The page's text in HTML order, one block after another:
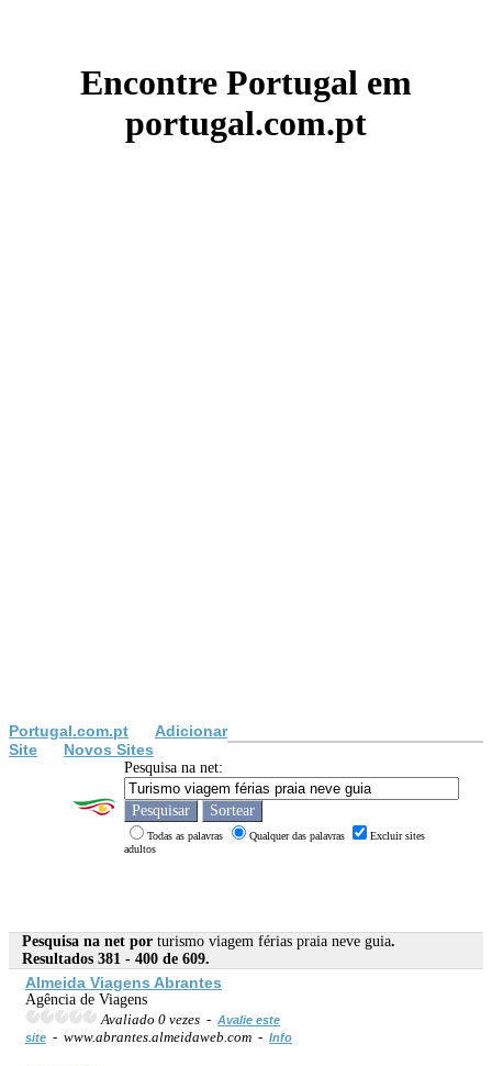
Encontre Portugal em
portugal.com.pt
Portugal.com.pt
Adicionar
Site
Novos Sites
Pesquisa na net:
Todas as palavras Qualquer das palavras
Excluir sites
adultos
Pesquisa na net por turismo viagem férias praia neve guia.
Resultados 381 - 400 de 609.
Almeida Viagens Abrantes
Agência de Viagens
Avaliado 0 vezes - Avalie este
site - www.abrantes.almeidaweb.com - Info